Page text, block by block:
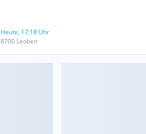
Heute, 17:18 Uhr
8700 Leoben